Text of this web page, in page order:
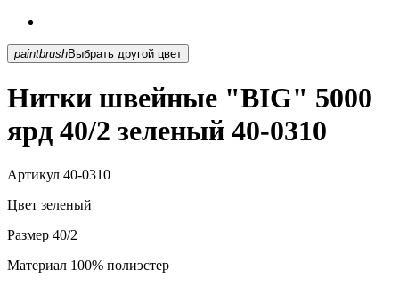
paintbrush Выбрать другой цвет
Нитки швейные "BIG" 5000
ярд 40/2 зеленый 40-0310
Артикул 40-0310
Цвет зеленый
Размер 40/2
Материал 100% полиэстер